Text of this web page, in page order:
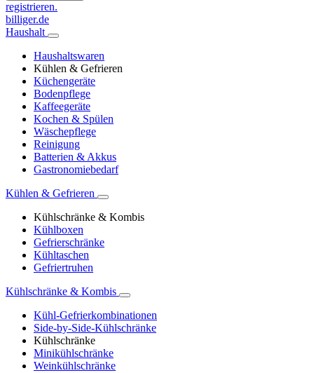
registrieren.
billiger.de
Haushalt
Haushaltswaren
Kühlen & Gefrieren
Küchengeräte
Bodenpflege
Kaffeegeräte
Kochen & Spülen
Wäschepflege
Reinigung
Batterien & Akkus
Gastronomiebedarf
Kühlen & Gefrieren
Kühlschränke & Kombis
Kühlboxen
Gefrierschränke
Kühltaschen
Gefriertruhen
Kühlschränke & Kombis
Kühl-Gefrierkombinationen
Side-by-Side-Kühlschränke
Kühlschränke
Minikühlschränke
Weinkühlschränke